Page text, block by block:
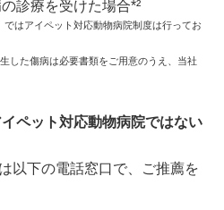
診療を受けた場合*²
はアイペット対応動物病院制度は行ってお
した傷病は必要書類をご用意のうえ、当社
ペット対応動物病院ではない
以下の電話窓口で、ご推薦を